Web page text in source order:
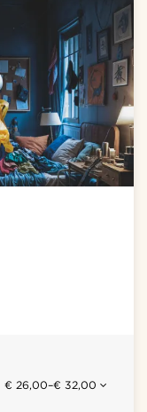
€ 26,00–€ 32,00